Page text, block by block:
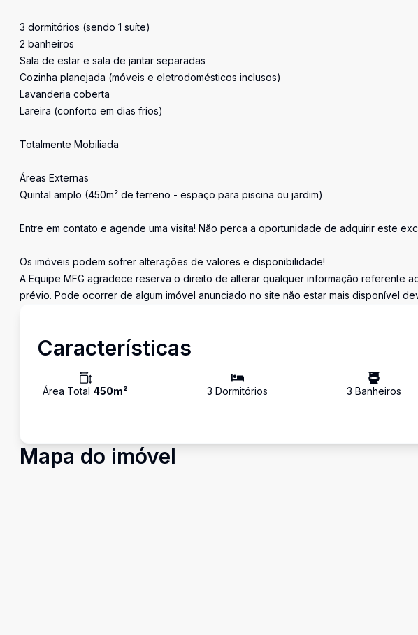
3 dormitórios (sendo 1 suíte)
2 banheiros
Sala de estar e sala de jantar separadas
Cozinha planejada (móveis e eletrodomésticos inclusos)
Lavanderia coberta
Lareira (conforto em dias frios)
Totalmente Mobiliada
Áreas Externas
Quintal amplo (450m² de terreno - espaço para piscina ou jardim)
Entre em contato e agende uma visita! Não perca a oportunidade de adquirir este
Os imóveis podem sofrer alterações de valores e disponibilidade!
A Equipe MFG agradece reserva o direito de alterar qualquer informação referente
prévio. Pode ocorrer de algum imóvel anunciado no site não estar mais disponível
Características
Área Total 450m² 3 Dormitórios 3 Banheiros
Mapa do imóvel